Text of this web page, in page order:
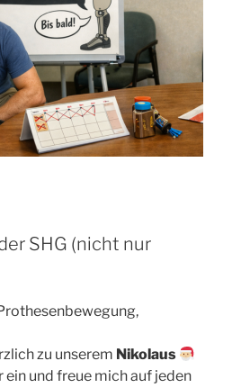
SHG (nicht nur
zu unserem Nikolaus
ein und freue mich auf jeden